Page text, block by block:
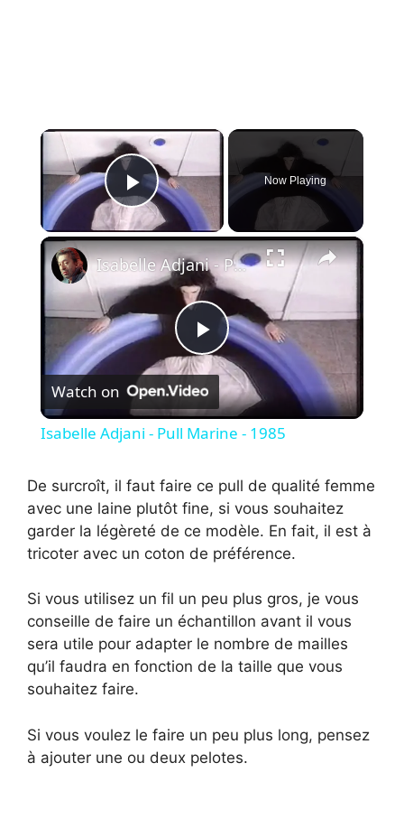
×
Play Video
Now Playing
×
P
l
y
V
i
d
e
Isabelle Adjani - Pull Marine - 1985
Watch on
Isabelle Adjani - Pull Marine - 1985
De surcroît, il faut faire ce pull de qualité femme
avec une laine plutôt fine, si vous souhaitez
garder la légèreté de ce modèle. En fait, il est à
tricoter avec un coton de préférence.
Si vous utilisez un fil un peu plus gros, je vous
conseille de faire un échantillon avant il vous
sera utile pour adapter le nombre de mailles
qu’il faudra en fonction de la taille que vous
souhaitez faire.
Si vous voulez le faire un peu plus long, pensez
à ajouter une ou deux pelotes.